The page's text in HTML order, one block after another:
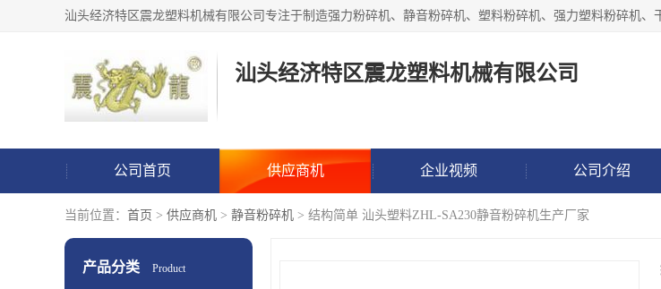
汕头经济特区震龙塑料机械有限公司
公司首页 供应商机 企业视频 公司介绍
当前位置： 首页 > 供应商机 > 静音粉碎机 > 结构简单 汕头塑料ZHL-SA230静音粉碎机生产厂家
产品分类 Product